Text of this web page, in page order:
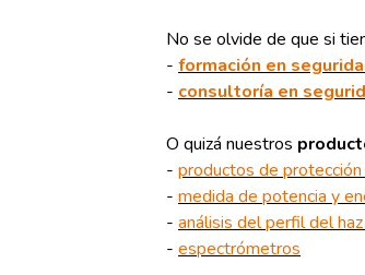
No se olvide de que si
- formación en
- consultoría en
O quizá nuestros
- productos de
- medida de potencia y
- análisis del perfil del
- espectrómetros